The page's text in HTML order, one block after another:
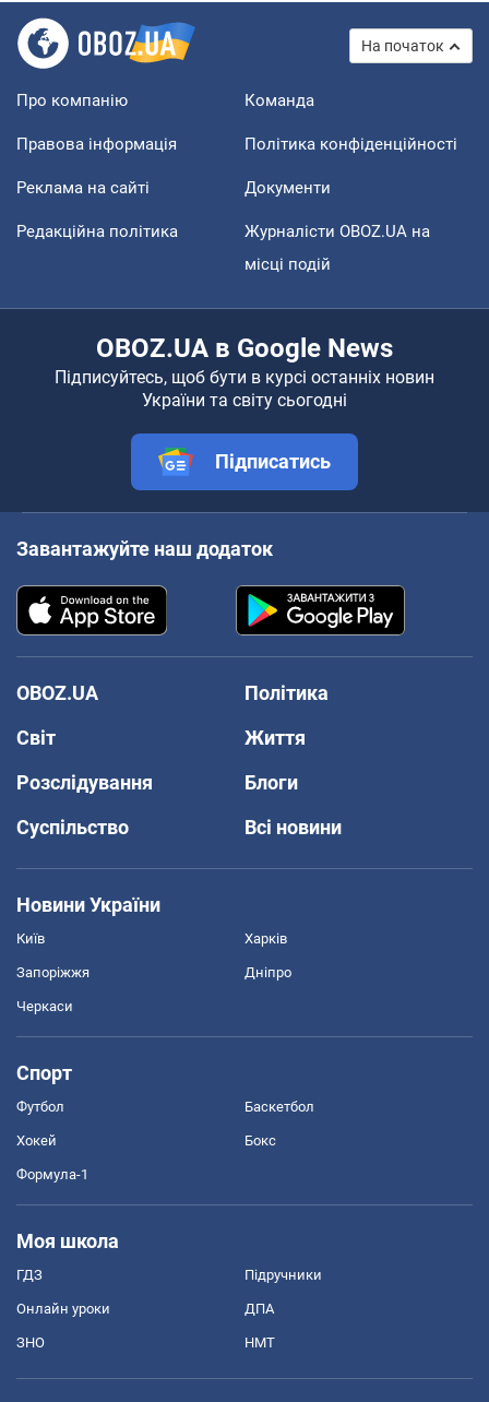
На початок
Про компанію Команда
Правова інформація Політика конфіденційності
Реклама на сайті Документи
Редакційна політика
Журналісти OBOZ.UA на
місці подій
OBOZ.UA в Google News
Підписуйтесь, щоб бути в курсі останніх новин
України та світу сьогодні
Підписатись
Завантажуйте наш додаток
OBOZ.UA
Політика
Світ
Життя
Розслідування
Блоги
Суспільство
Всі новини
Новини України
Київ Харків
Запоріжжя Дніпро
Черкаси
Спорт
Футбол Баскетбол
Хокей Бокс
Формула-1
Моя школа
ГДЗ Підручники
Онлайн уроки ДПА
ЗНО НМТ